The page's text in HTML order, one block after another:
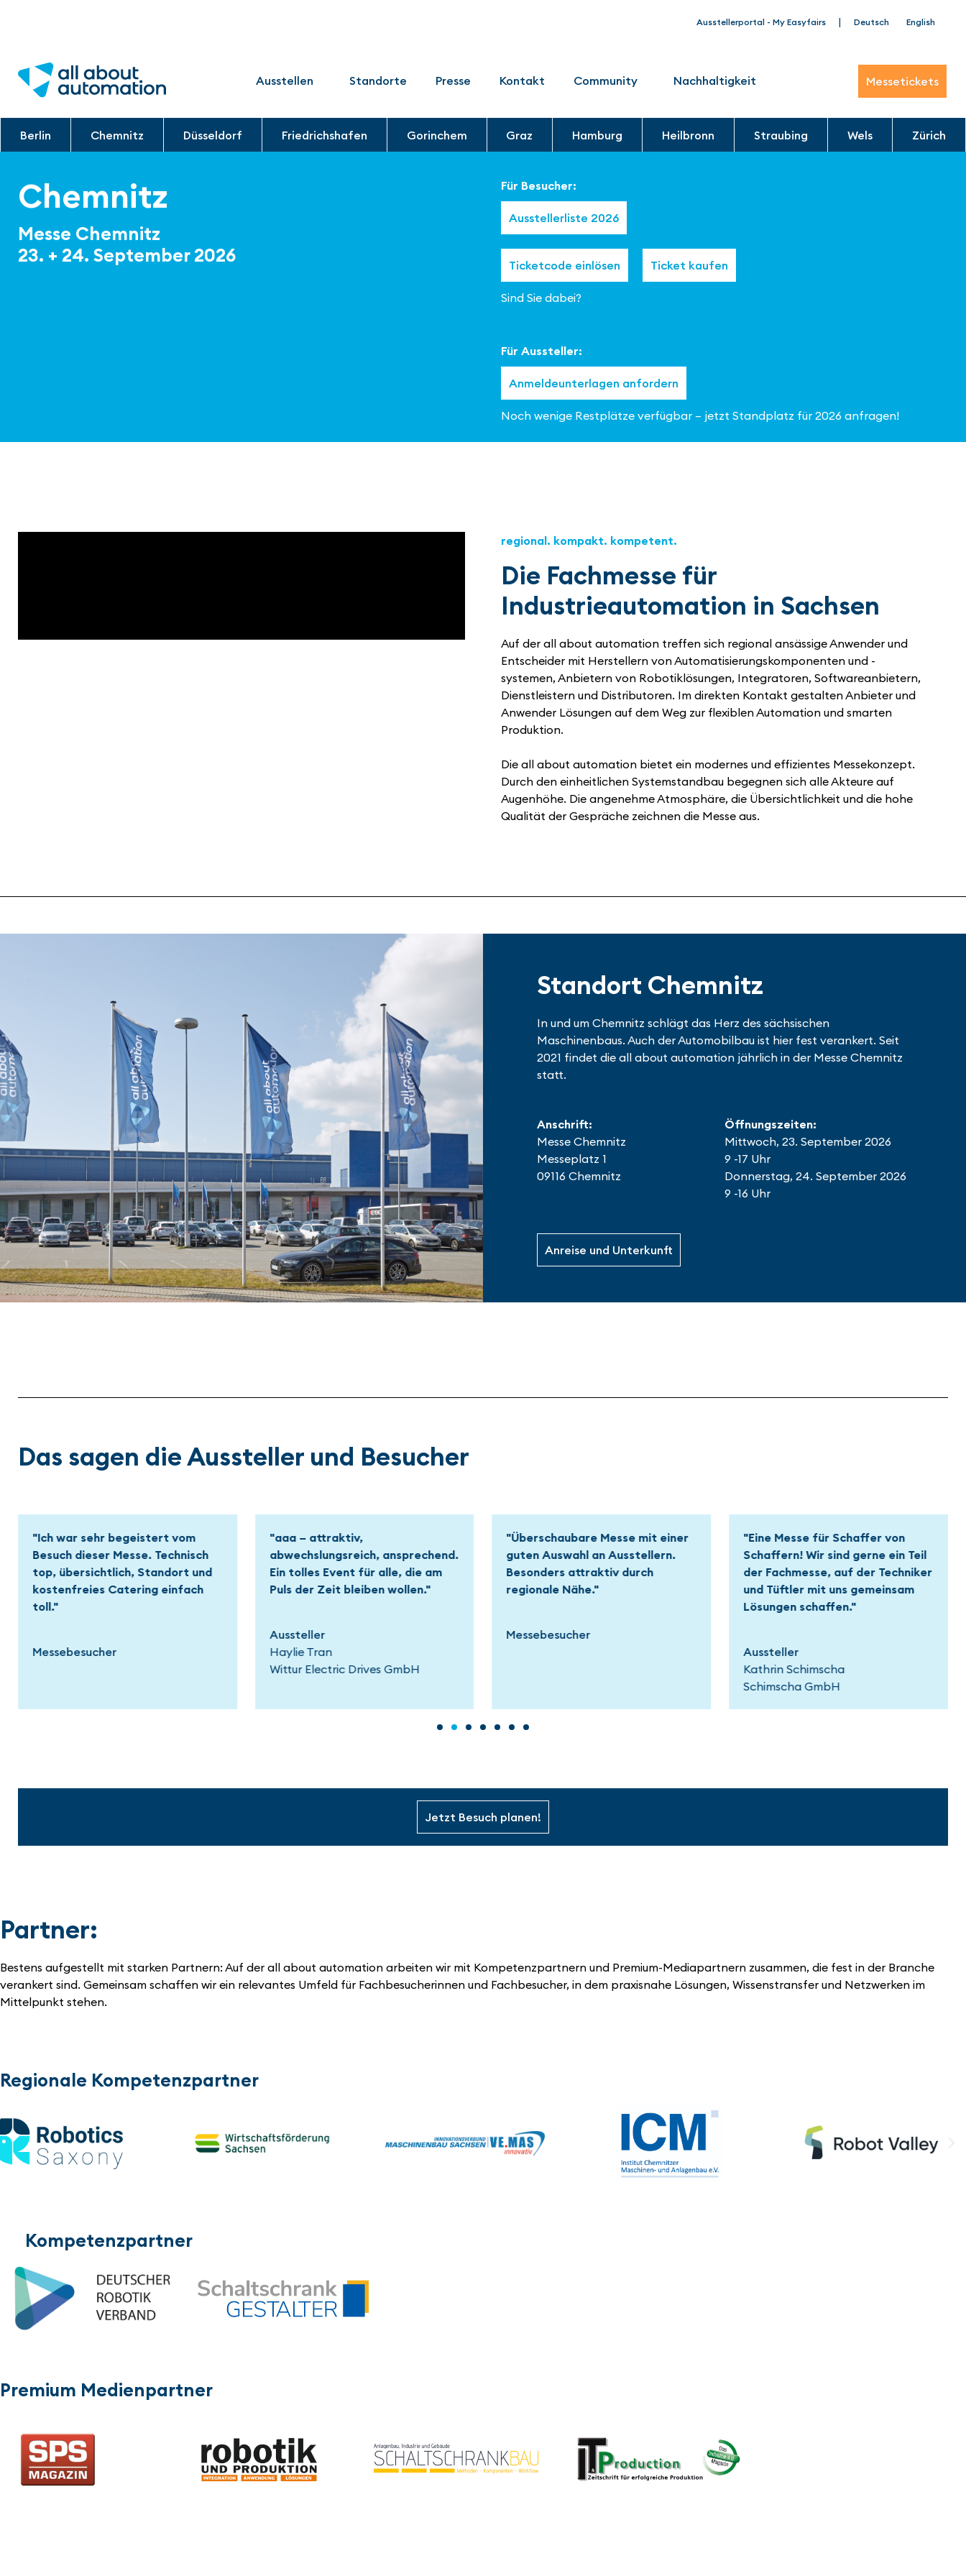
Ausstellerportal - My Easyfairs | Deutsch English
Ausstellen Standorte Presse Kontakt Community Nachhaltigkeit Messetickets
Berlin Chemnitz Düsseldorf Friedrichshafen Gorinchem Graz Hamburg Heilbronn Straubing Wels Zürich
Chemnitz
Messe Chemnitz
23. + 24. September 2026
Für Besucher:
Ausstellerliste 2026
Ticketcode einlösen Ticket kaufen
Sind Sie dabei?
Für Aussteller:
Anmeldeunterlagen anfordern
Noch wenige Restplätze verfügbar – jetzt Standplatz für 2026 anfragen!
regional. kompakt. kompetent.
Die Fachmesse für
Industrieautomation in Sachsen
Auf der all about automation treffen sich regional ansässige Anwender und
Entscheider mit Herstellern von Automatisierungskomponenten und -
systemen, Anbietern von Robotiklösungen, Integratoren, Softwareanbietern,
Dienstleistern und Distributoren. Im direkten Kontakt gestalten Anbieter und
Anwender Lösungen auf dem Weg zur flexiblen Automation und smarten
Produktion.
Die all about automation bietet ein modernes und effizientes Messekonzept.
Durch den einheitlichen Systemstandbau begegnen sich alle Akteure auf
Augenhöhe. Die angenehme Atmosphäre, die Übersichtlichkeit und die hohe
Qualität der Gespräche zeichnen die Messe aus.
Standort Chemnitz
In und um Chemnitz schlägt das Herz des sächsischen
Maschinenbaus. Auch der Automobilbau ist hier fest verankert. Seit
2021 findet die all about automation jährlich in der Messe Chemnitz
statt.
Anschrift:
Messe Chemnitz
Messeplatz 1
09116 Chemnitz
Öffnungszeiten:
Mittwoch, 23. September 2026
9 -17 Uhr
Donnerstag, 24. September 2026
9 -16 Uhr
Anreise und Unterkunft
Das sagen die Aussteller und Besucher
"aaa – attraktiv,
abwechslungsreich, ansprechend.
Ein tolles Event für alle, die am
Puls der Zeit bleiben wollen."
Haylie Tran
"Überschaubare Messe mit einer
guten Auswahl an Ausstellern.
Besonders attraktiv durch
regionale Nähe."
Messebesucher
"Eine Messe für Schaffer von
Schaffern! Wir sind gerne ein Teil
der Fachmesse, auf der Techniker
und Tüftler mit uns gemeinsam
"Viele namhafte Unternehmen
aus dem Bereich der
Automatisierung und Sensorik.
Ich konnte Innovationen mit
direktem Kontakt zu sehr
Messebesucher
Jetzt Besuch planen!
Partner:
Bestens aufgestellt mit starken Partnern: Auf der all about automation arbeiten wir mit Kompetenzpartnern und Premium-Mediapartnern zusammen, die fest in der Branche
verankert sind. Gemeinsam schaffen wir ein relevantes Umfeld für Fachbesucherinnen und Fachbesucher, in dem praxisnahe Lösungen, Wissenstransfer und Netzwerken im
Mittelpunkt stehen.
Regionale Kompetenzpartner
Kompetenzpartner
Premium Medienpartner